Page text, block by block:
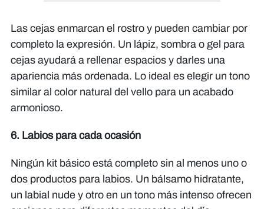
Las cejas enmarcan el rostro y pueden cambiar por
completo la expresión. Un lápiz, sombra o gel para
cejas ayudará a rellenar espacios y darles una
apariencia más ordenada. Lo ideal es elegir un tono
similar al color natural del vello para un acabado
armonioso.
6. Labios para cada ocasión
Ningún kit básico está completo sin al menos uno o
dos productos para labios. Un bálsamo hidratante,
un labial nude y otro en un tono más intenso ofrecen